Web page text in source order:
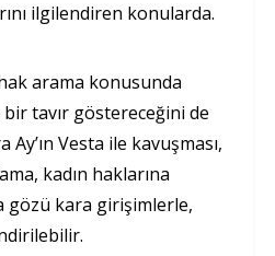
ilgilendiren konularda.
arama konusunda
tavır göstereceğini de
Vesta ile kavuşması,
kadın haklarına
gözü kara girişimlerle,